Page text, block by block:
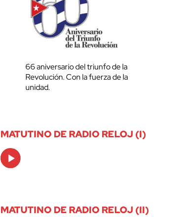
66 aniversario del triunfo de la
Revolución. Con la fuerza de la
unidad.
MATUTINO DE RADIO RELOJ (I)
Audio
Player
MATUTINO DE RADIO RELOJ (II)